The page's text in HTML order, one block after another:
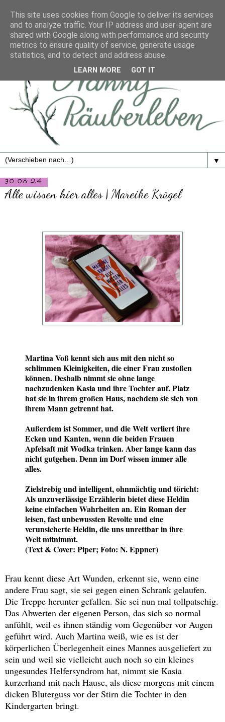
▼
30.08.24
Alle wissen hier alles | Mareike Krügel
Martina Voß kennt sich aus mit den nicht so
schlimmen Kleinigkeiten, die einer Frau zustoßen
können. Deshalb nimmt sie ohne lange
nachzudenken Kasia und ihre Tochter auf. Platz
hat sie in ihrem großen Haus, nachdem sie sich von
ihrem Mann getrennt hat.
Außerdem ist Sommer, und die Welt verliert ihre
Ecken und Kanten, wenn die beiden Frauen
Apfelsaft mit Wodka trinken. Aber lange kann das
nicht gutgehen. Denn im Dorf wissen immer alle
alles.
Zielstrebig und intelligent, ohnmächtig und töricht:
Als unzuverlässige Erzählerin bietet diese Heldin
keine einfachen Wahrheiten an. Ein Roman der
leisen, fast unbewussten Revolte und eine
verunsicherte Heldin, die uns unrettbar in ihre
Welt mitnimmt.
(Text & Cover: Piper; Foto: N. Eppner)
Frau kennt diese Art Wunden, erkennt sie, wenn eine
andere Frau sagt, sie sei gegen einen Schrank gelaufen.
Die Treppe herunter gefallen. Sie sei nun mal tollpatschig.
Das Abwerten der eigenen Person, das sich so normal
anfühlt, weil es ihnen ständig vom Gegenüber vor Augen
geführt wird. Auch Martina weiß, wie es ist der
körperlichen Überlegenheit eines Mannes ausgeliefert zu
sein und weil sie vielleicht auch noch so ein kleines
ungesundes Helfersyndrom hat, nimmt sie Kasia
kurzerhand mit nach Hause, als diese morgens mit einem
dicken Bluterguss vor der Stirn die Tochter in den
Kindergarten bringt.
This site uses cookies from Google to deliver its services
and to analyze traffic. Your IP address and user-agent are
shared with Google along with performance and security
metrics to ensure quality of service, generate usage
statistics, and to detect and address abuse.
LEARN MORE GOT IT